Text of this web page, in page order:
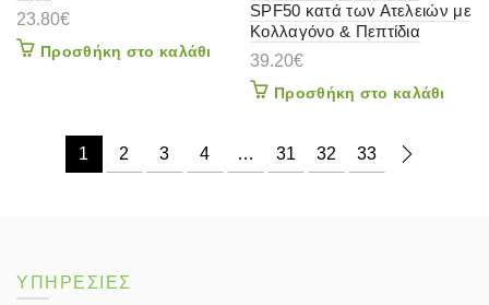
23.80€
Προσθήκη στο καλάθι
SPF50 κατά των Ατελειών με
Κολλαγόνο & Πεπτίδια
39.20€
Προσθήκη στο καλάθι
1 2 3 4 … 31 32 33
ΥΠΗΡΕΣΙΕΣ